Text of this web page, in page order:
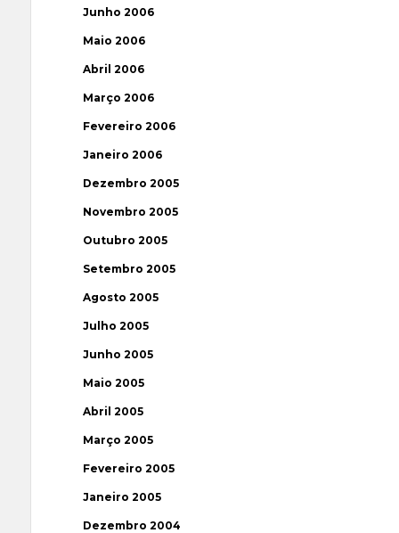
Junho 2006
Maio 2006
Abril 2006
Março 2006
Fevereiro 2006
Janeiro 2006
Dezembro 2005
Novembro 2005
Outubro 2005
Setembro 2005
Agosto 2005
Julho 2005
Junho 2005
Maio 2005
Abril 2005
Março 2005
Fevereiro 2005
Janeiro 2005
Dezembro 2004